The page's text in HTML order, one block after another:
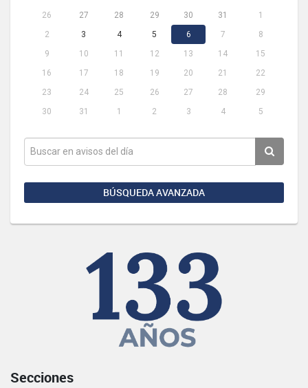
26 27 28 29 30 31
1
2
3 4 5 6 7
8
9
10 11 12 13 14
15
16
17 18 19 20 21
22
23
24 25 26 27 28
29
30
31 1 2 3 4 5
BÚSQUEDA AVANZADA
Secciones